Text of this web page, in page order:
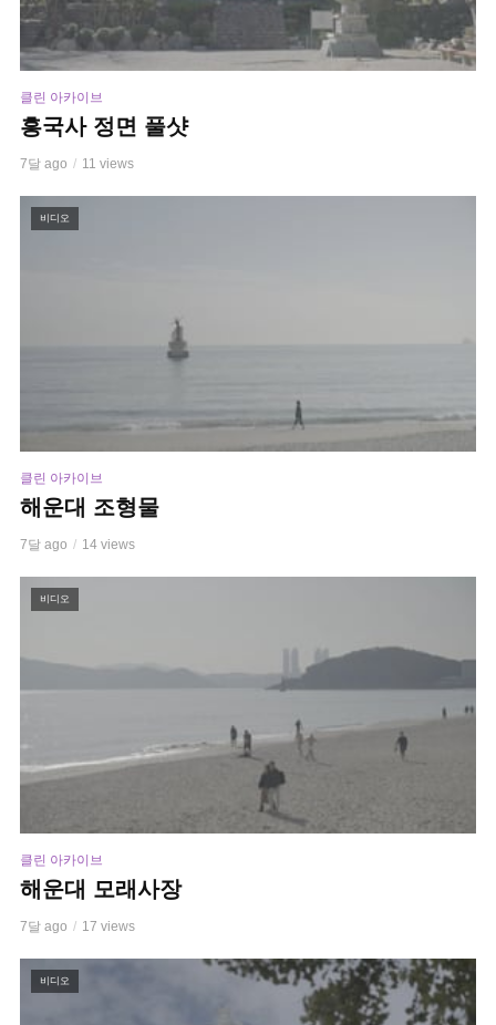
클린 아카이브
흥국사 정면 풀샷
7달 ago 11 views
비디오
클린 아카이브
해운대 조형물
7달 ago 14 views
비디오
클린 아카이브
해운대 모래사장
7달 ago 17 views
비디오